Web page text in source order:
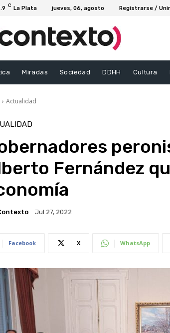
C La Plata jueves, 06, agosto Registrarse /
Miradas Sociedad DDHH Cultura
Actualidad
Fernández
Jul 27, 2022
Facebook X WhatsApp